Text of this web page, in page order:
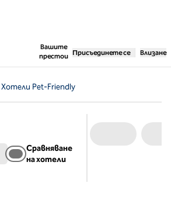
Вашите
престои
,отваря нов раздел
Присъединете се Влизане
Хотели Pet-Friendly
Сравняване
на хотели